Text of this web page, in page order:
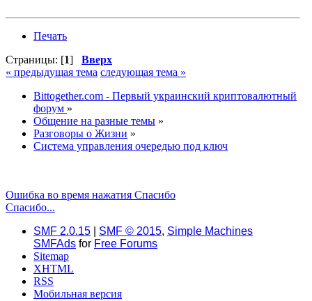
Печать
Страницы: [1] Вверх
« предыдущая тема следующая тема »
Bittogether.com - Первый украинский криптовалютный
форум »
Общение на разные темы »
Разговоры о Жизни »
Система управления очередью под ключ
Ошибка во время нажатия Спасибо
Спасибо...
SMF 2.0.15
SMF © 2015, Simple Machines
SMFAds for Free Forums
Sitemap
XHTML
RSS
Мобильная версия